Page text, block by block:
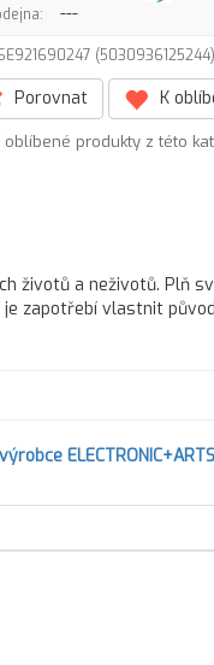
---
Porovnat K
oblíbené produkty z této
životů a neživotů. Plň
zapotřebí vlastnit
výrobce ELECTRONIC+ARTS